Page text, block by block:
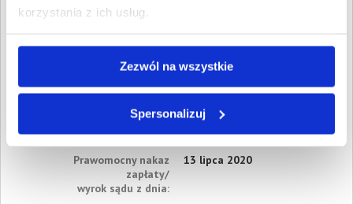
korzystania z ich usług.
Zezwól na wszystkie
Spersonalizuj
Spłacono:
0,00 PLN
Całkowita
wartość wierzytelności:
9 173,39 PLN
Prawomocny nakaz
zapłaty/
wyrok sądu z dnia:
13 lipca 2020